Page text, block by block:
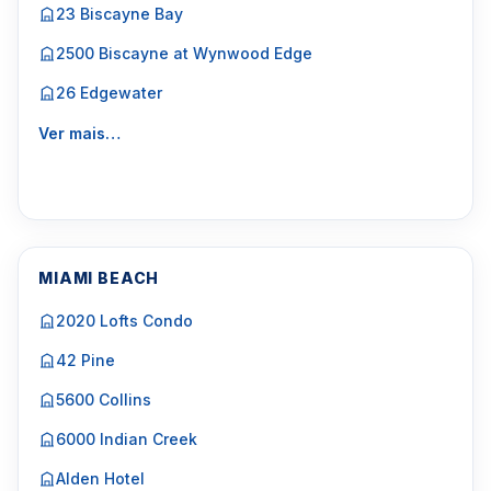
23 Biscayne Bay
2500 Biscayne at Wynwood Edge
26 Edgewater
Ver mais…
MIAMI BEACH
2020 Lofts Condo
42 Pine
5600 Collins
6000 Indian Creek
Alden Hotel